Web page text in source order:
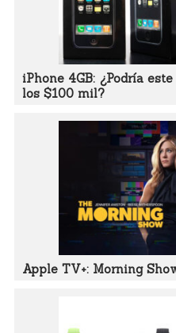
iPhone 4GB: ¿Podría
los $100 mil?
Apple TV+: Morning